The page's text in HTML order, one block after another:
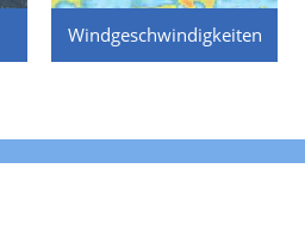
Windgeschwindigkeiten